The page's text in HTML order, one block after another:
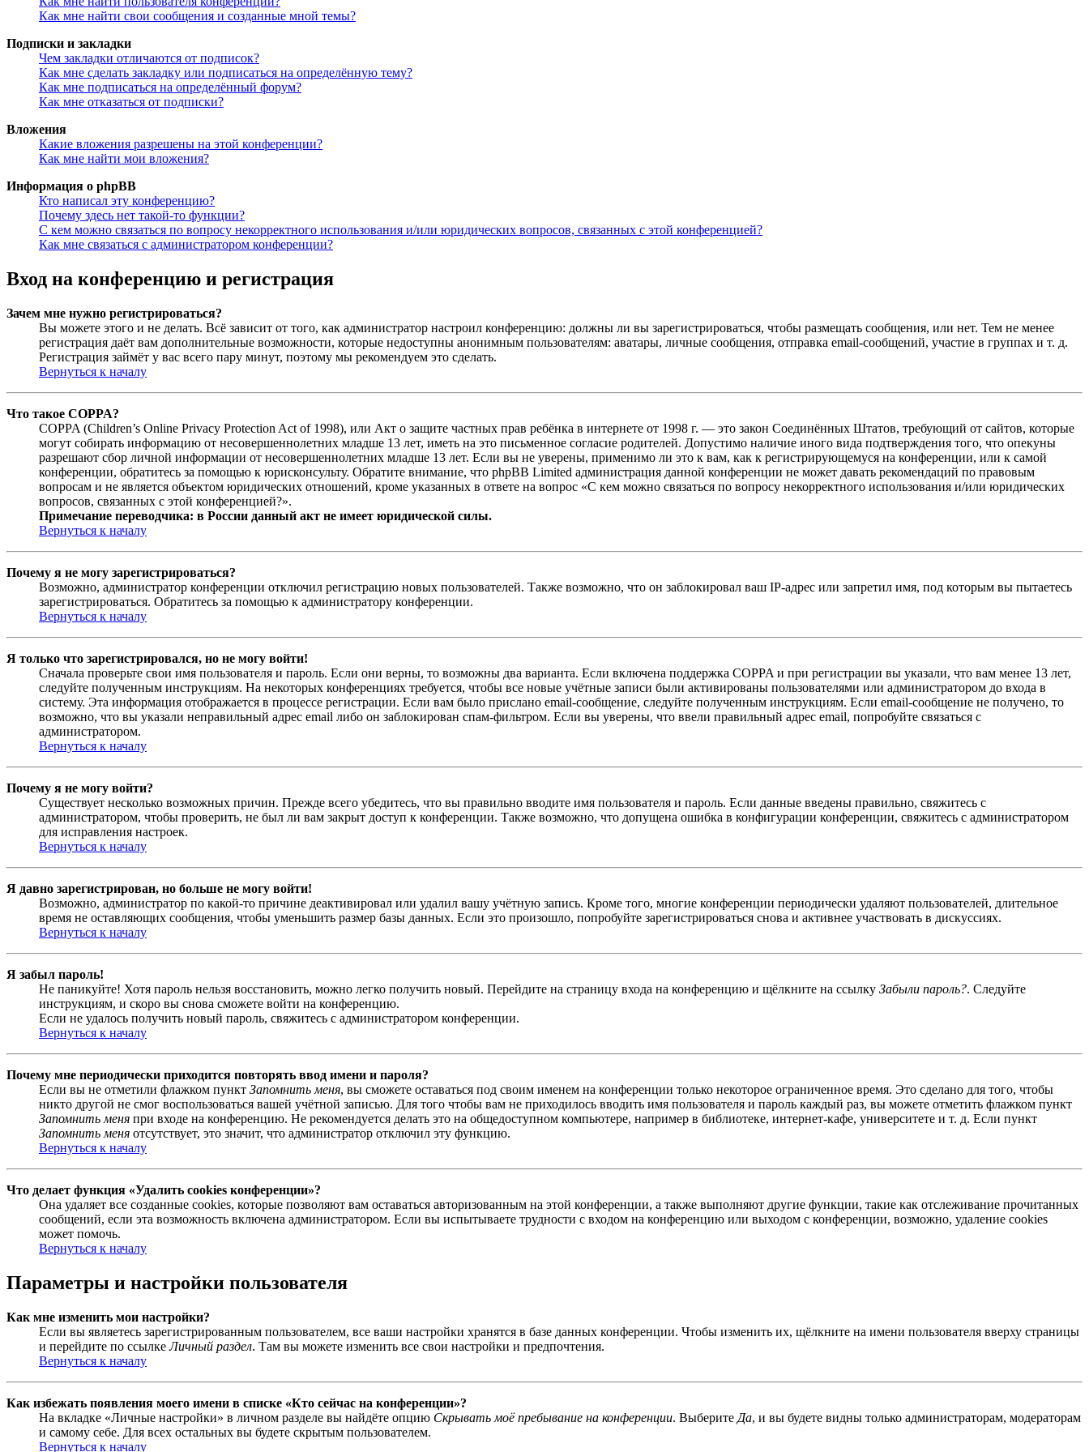
Как мне найти свои сообщения и созданные мной темы?
Подписки и закладки
Чем закладки отличаются от подписок?
Как мне сделать закладку или подписаться на определённую тему?
Как мне подписаться на определённый форум?
Как мне отказаться от подписки?
Вложения
Какие вложения разрешены на этой конференции?
Как мне найти мои вложения?
Информация о phpBB
Кто написал эту конференцию?
Почему здесь нет такой-то функции?
С кем можно связаться по вопросу некорректного использования и/или юридических вопросов, связанных с этой конференцией?
Как мне связаться с администратором конференции?
Вход на конференцию и регистрация
Зачем мне нужно регистрироваться?
Вы можете этого и не делать. Всё зависит от того, как администратор настроил конференцию: должны ли вы зарегистрироваться, чтобы размещать сообщения, или нет. Тем не менее
регистрация даёт вам дополнительные возможности, которые недоступны анонимным пользователям: аватары, личные сообщения, отправка email-сообщений, участие в группах и т. д.
Регистрация займёт у вас всего пару минут, поэтому мы рекомендуем это сделать.
Вернуться к началу
Что такое COPPA?
COPPA (Children’s Online Privacy Protection Act of 1998), или Акт о защите частных прав ребёнка в интернете от 1998 г. — это закон Соединённых Штатов, требующий от сайтов, которые
могут собирать информацию от несовершеннолетних младше 13 лет, иметь на это письменное согласие родителей. Допустимо наличие иного вида подтверждения того, что опекуны
разрешают сбор личной информации от несовершеннолетних младше 13 лет. Если вы не уверены, применимо ли это к вам, как к регистрирующемуся на конференции, или к самой
конференции, обратитесь за помощью к юрисконсульту. Обратите внимание, что phpBB Limited администрация данной конференции не может давать рекомендаций по правовым
вопросам и не является объектом юридических отношений, кроме указанных в ответе на вопрос «С кем можно связаться по вопросу некорректного использования и/или юридических
вопросов, связанных с этой конференцией?».
Примечание переводчика: в России данный акт не имеет юридической силы.
Вернуться к началу
Почему я не могу зарегистрироваться?
Возможно, администратор конференции отключил регистрацию новых пользователей. Также возможно, что он заблокировал ваш IP-адрес или запретил имя, под которым вы пытаетесь
зарегистрироваться. Обратитесь за помощью к администратору конференции.
Вернуться к началу
Я только что зарегистрировался, но не могу войти!
Сначала проверьте свои имя пользователя и пароль. Если они верны, то возможны два варианта. Если включена поддержка COPPA и при регистрации вы указали, что вам менее 13 лет,
следуйте полученным инструкциям. На некоторых конференциях требуется, чтобы все новые учётные записи были активированы пользователями или администратором до входа в
систему. Эта информация отображается в процессе регистрации. Если вам было прислано email-сообщение, следуйте полученным инструкциям. Если email-сообщение не получено, то
возможно, что вы указали неправильный адрес email либо он заблокирован спам-фильтром. Если вы уверены, что ввели правильный адрес email, попробуйте связаться с
администратором.
Вернуться к началу
Почему я не могу войти?
Существует несколько возможных причин. Прежде всего убедитесь, что вы правильно вводите имя пользователя и пароль. Если данные введены правильно, свяжитесь с
администратором, чтобы проверить, не был ли вам закрыт доступ к конференции. Также возможно, что допущена ошибка в конфигурации конференции, свяжитесь с администратором
для исправления настроек.
Вернуться к началу
Я давно зарегистрирован, но больше не могу войти!
Возможно, администратор по какой-то причине деактивировал или удалил вашу учётную запись. Кроме того, многие конференции периодически удаляют пользователей, длительное
время не оставляющих сообщения, чтобы уменьшить размер базы данных. Если это произошло, попробуйте зарегистрироваться снова и активнее участвовать в дискуссиях.
Вернуться к началу
Я забыл пароль!
Не паникуйте! Хотя пароль нельзя восстановить, можно легко получить новый. Перейдите на страницу входа на конференцию и щёлкните на ссылку Забыли пароль?. Следуйте
инструкциям, и скоро вы снова сможете войти на конференцию.
Если не удалось получить новый пароль, свяжитесь с администратором конференции.
Вернуться к началу
Почему мне периодически приходится повторять ввод имени и пароля?
Если вы не отметили флажком пункт Запомнить меня, вы сможете оставаться под своим именем на конференции только некоторое ограниченное время. Это сделано для того, чтобы
никто другой не смог воспользоваться вашей учётной записью. Для того чтобы вам не приходилось вводить имя пользователя и пароль каждый раз, вы можете отметить флажком пункт
Запомнить меня при входе на конференцию. Не рекомендуется делать это на общедоступном компьютере, например в библиотеке, интернет-кафе, университете и т. д. Если пункт
Запомнить меня отсутствует, это значит, что администратор отключил эту функцию.
Вернуться к началу
Что делает функция «Удалить cookies конференции»?
Она удаляет все созданные cookies, которые позволяют вам оставаться авторизованным на этой конференции, а также выполняют другие функции, такие как отслеживание прочитанных
сообщений, если эта возможность включена администратором. Если вы испытываете трудности с входом на конференцию или выходом с конференции, возможно, удаление cookies
может помочь.
Вернуться к началу
Параметры и настройки пользователя
Как мне изменить мои настройки?
Если вы являетесь зарегистрированным пользователем, все ваши настройки хранятся в базе данных конференции. Чтобы изменить их, щёлкните на имени пользователя вверху страницы
и перейдите по ссылкеЛичный раздел. Там вы можете изменить все свои настройки и предпочтения.
Вернуться к началу
Как избежать появления моего имени в списке «Кто сейчас на конференции»?
На вкладке «Личные настройки» в личном разделе вы найдёте опцию Скрывать моё пребывание на конференции. Выберите Да, и вы будете видны только администраторам, модераторам
и самому себе. Для всех остальных вы будете скрытым пользователем.
Вернуться к началу